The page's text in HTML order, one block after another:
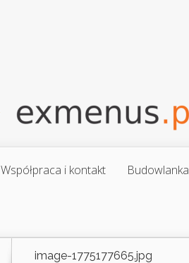
Współpraca i kontakt Budowlanka
image-1775177665.jpg